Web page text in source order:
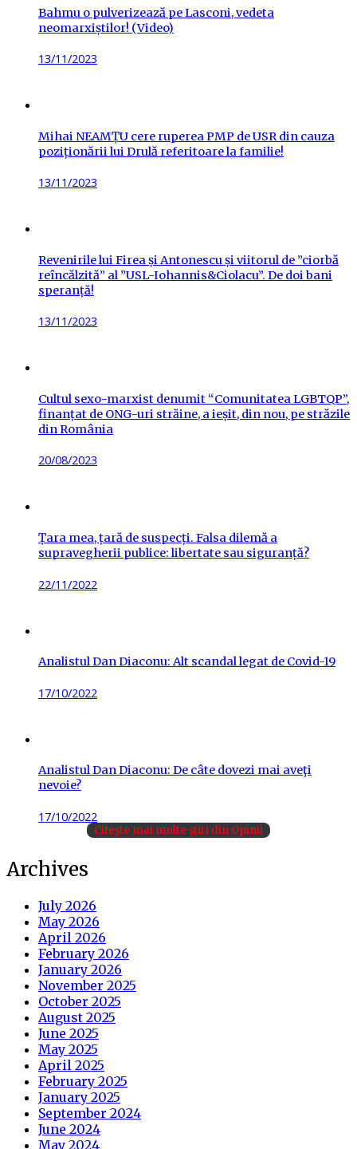
Bahmu o pulverizează pe Lasconi, vedeta
neomarxiștilor! (Video)
Posted
13/11/2023
Mihai NEAMȚU cere ruperea PMP de USR din cauza
poziționării lui Drulă referitoare la familie!
Posted
13/11/2023
Revenirile lui Firea și Antonescu și viitorul de ”ciorbă
reîncălzită” al ”USL-Iohannis&Ciolacu”. De doi bani
speranță!
Posted
13/11/2023
Cultul sexo-marxist denumit “Comunitatea LGBTQP”,
finanțat de ONG-uri străine, a ieșit, din nou, pe străzile
din România
Posted
20/08/2023
Țara mea, țară de suspecți. Falsa dilemă a
supravegherii publice: libertate sau siguranță?
Posted
22/11/2022
Analistul Dan Diaconu: Alt scandal legat de Covid-19
Posted
17/10/2022
Analistul Dan Diaconu: De câte dovezi mai aveţi
nevoie?
Posted
17/10/2022
Citește mai multe știri din Opinii
Archives
July 2026
May 2026
April 2026
February 2026
January 2026
November 2025
October 2025
August 2025
June 2025
May 2025
April 2025
February 2025
January 2025
September 2024
June 2024
May 2024